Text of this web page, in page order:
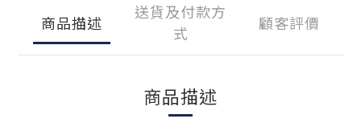
商品描述
送貨及付款方
式
顧客評價
商品描述